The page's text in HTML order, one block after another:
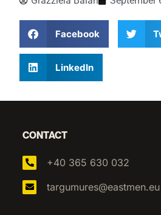
Facebook
LinkedIn
CONTACT
+40 365 630 032
targumures@eastmen.eu